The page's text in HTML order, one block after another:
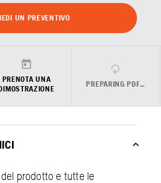
UN PREVENTIVO
PRENOTA UNA
PREPARING PDF…
prodotto e tutte le